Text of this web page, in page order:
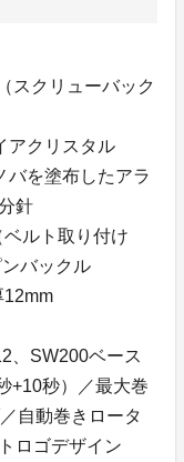
スクリューバック
クリスタル
を塗布したアラ
針
ルト取り付け
バックル
、SW200ベース
+10秒）／最大巻
自動巻きロータ
ロゴデザイン